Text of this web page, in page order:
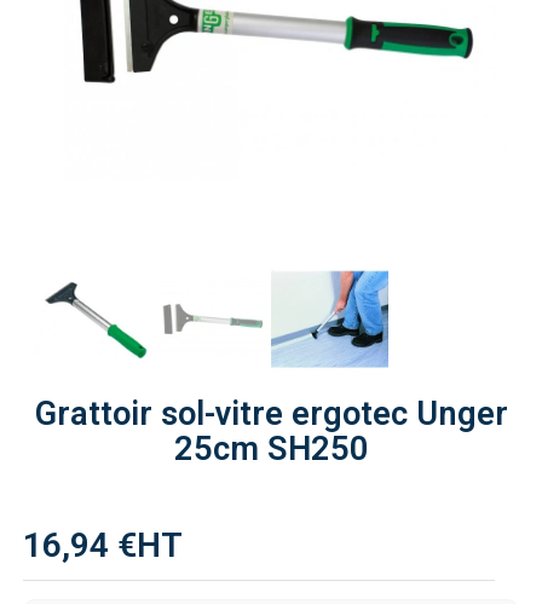
Grattoir sol-vitre ergotec Unger
25cm SH250
16,94 €HT